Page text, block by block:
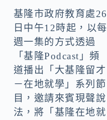
基隆市政府教育處26
日中午12時起，以每
週一集的方式透過
「基隆Podcast」頻
道播出「大基隆留才
－在地就學」系列節
目，邀請來賓現聲說
法，將「基隆在地就